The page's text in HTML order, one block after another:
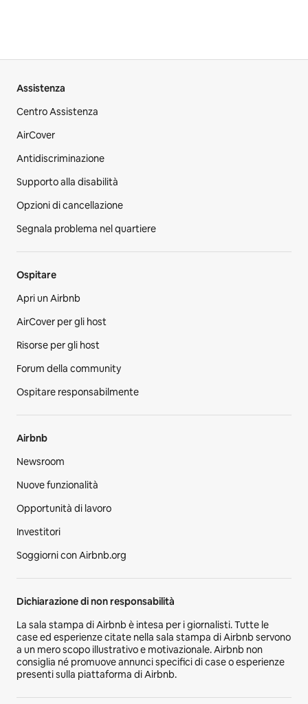
Assistenza
Centro Assistenza
AirCover
Antidiscriminazione
Supporto alla disabilità
Opzioni di cancellazione
Segnala problema nel quartiere
Ospitare
Apri un Airbnb
AirCover per gli host
Risorse per gli host
Forum della community
Ospitare responsabilmente
Airbnb
Newsroom
Nuove funzionalità
Opportunità di lavoro
Investitori
Soggiorni con Airbnb.org
Dichiarazione di non responsabilità
La sala stampa di Airbnb è intesa per i giornalisti. Tutte le
case ed esperienze citate nella sala stampa di Airbnb servono
a un mero scopo illustrativo e motivazionale. Airbnb non
consiglia né promuove annunci specifici di case o esperienze
presenti sulla piattaforma di Airbnb.